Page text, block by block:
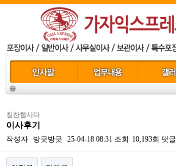
칭찬합시다
이사후기
작성자 방긋방긋 25-04-18 08:31 조회 10,193회 댓글